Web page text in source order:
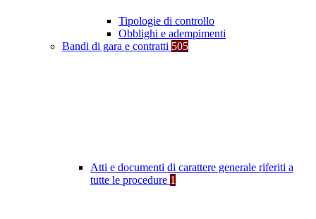
Tipologie di controllo
Obblighi e adempimenti
Bandi di gara e contratti 505
Atti e documenti di carattere generale riferiti a
tutte le procedure 1